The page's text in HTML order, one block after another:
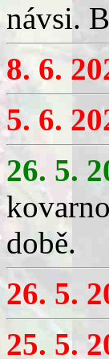
návsi.
8. 6.
5. 6.
26. 5.
době.
26. 5.
25. 5.